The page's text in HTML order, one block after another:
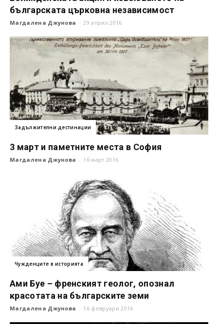
българската църковна независимост
Магдалена Джунова - 29 април 2016
Задължителни дестинации
3 март и паметните места в София
Магдалена Джунова - 16 март 2016
Чужденците в историята
Ами Буе – френският геолог, опознал
красотата на българските земи
Магдалена Джунова - 16 февруари 2016